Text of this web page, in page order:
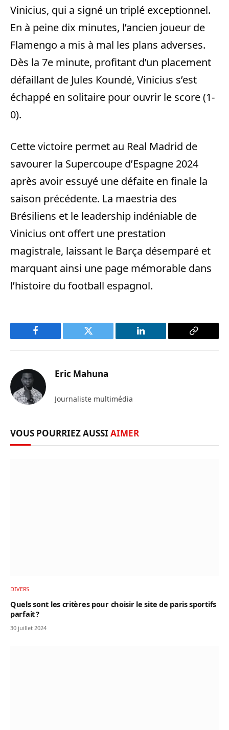
Vinicius, qui a signé un triplé exceptionnel.
En à peine dix minutes, l’ancien joueur de
Flamengo a mis à mal les plans adverses.
Dès la 7e minute, profitant d’un placement
défaillant de Jules Koundé, Vinicius s’est
échappé en solitaire pour ouvrir le score (1-
0).
Cette victoire permet au Real Madrid de
savourer la Supercoupe d’Espagne 2024
après avoir essuyé une défaite en finale la
saison précédente. La maestria des
Brésiliens et le leadership indéniable de
Vinicius ont offert une prestation
magistrale, laissant le Barça désemparé et
marquant ainsi une page mémorable dans
l’histoire du football espagnol.
Facebook Twitter LinkedIn
Copy
Eric Mahuna
Journaliste multimédia
VOUS POURRIEZ AUSSI AIMER
DIVERS
Quels sont les critères pour choisir le site de paris sportifs
parfait ?
30 juillet 2024